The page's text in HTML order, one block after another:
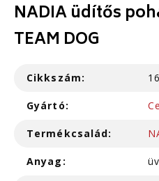
NADIA üdítős
TEAM DOG
Cikkszám:
Gyártó:
Termékcsalád:
Anyag: